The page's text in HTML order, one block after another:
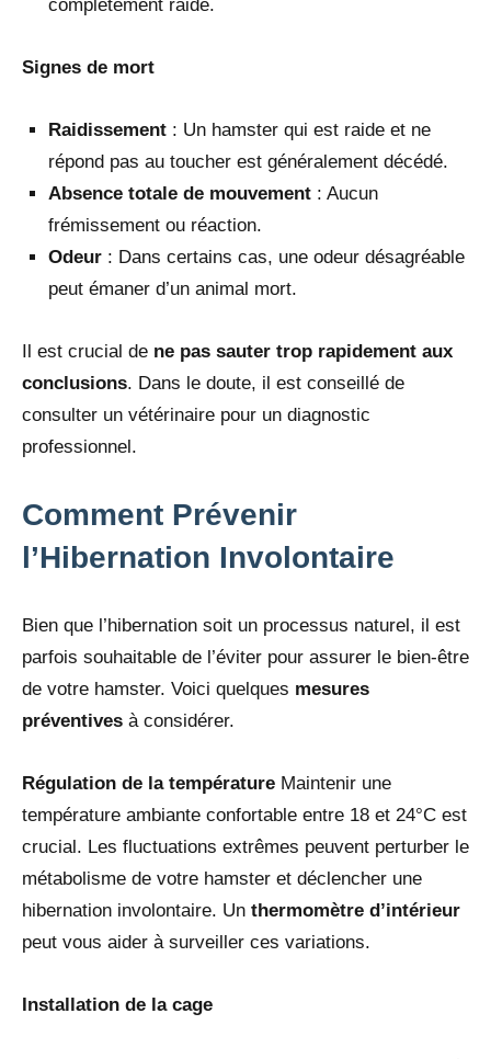
complètement raide.
Signes de mort
Raidissement : Un hamster qui est raide et ne
répond pas au toucher est généralement décédé.
Absence totale de mouvement : Aucun
frémissement ou réaction.
Odeur : Dans certains cas, une odeur désagréable
peut émaner d’un animal mort.
Il est crucial de ne pas sauter trop rapidement aux
conclusions. Dans le doute, il est conseillé de
consulter un vétérinaire pour un diagnostic
professionnel.
Comment Prévenir
l’Hibernation Involontaire
Bien que l’hibernation soit un processus naturel, il est
parfois souhaitable de l’éviter pour assurer le bien-être
de votre hamster. Voici quelques mesures
préventives à considérer.
Régulation de la température Maintenir une
température ambiante confortable entre 18 et 24°C est
crucial. Les fluctuations extrêmes peuvent perturber le
métabolisme de votre hamster et déclencher une
hibernation involontaire. Un thermomètre d’intérieur
peut vous aider à surveiller ces variations.
Installation de la cage